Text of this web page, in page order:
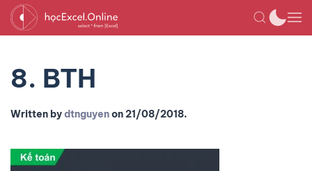
8. BTH
Written bydtnguyenon21/08/2018.